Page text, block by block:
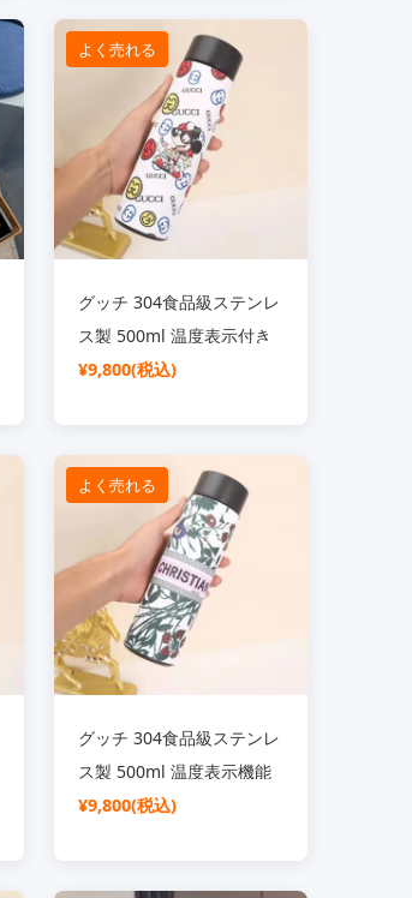
よく売れる
グッチ 304食品級ステンレ
ス製 500ml 温度表示付き
保温カップ
¥9,800(税込)
よく売れる
グッチ 304食品級ステンレ
ス製 500ml 温度表示機能
付き 保温ボトル
¥9,800(税込)